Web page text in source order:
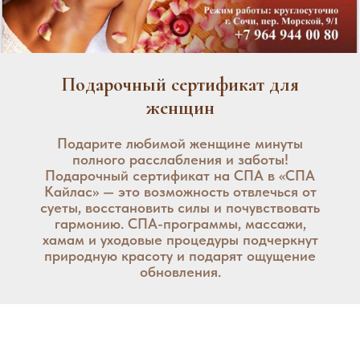
Подарочный сертификат для
женщин
Подарите любимой женщине минуты
полного расслабления и заботы!
Подарочный сертификат на СПА в «СПА
Кайлас» — это возможность отвлечься от
суеты, восстановить силы и почувствовать
гармонию. СПА-программы, массажи,
хамам и уходовые процедуры подчеркнут
природную красоту и подарят ощущение
обновления.